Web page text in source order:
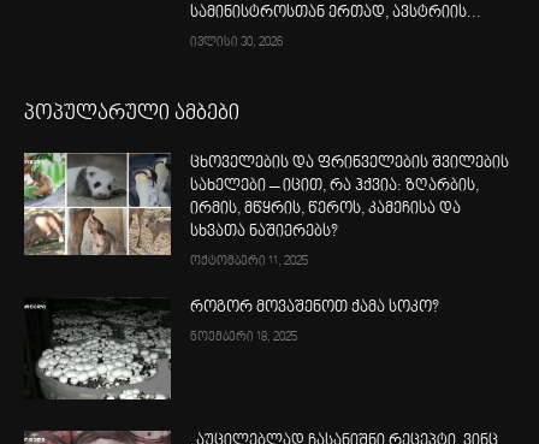
სამინისტროსთან ერთად, ავსტრიის...
ივლისი 30, 2026
პოპულარული ამბები
ცხოველების და ფრინველების შვილების
სახელები – იცით, რა ჰქვია: ზღარბის,
ირმის, მწყრის, წეროს, კამეჩისა და
სხვათა ნაშიერებს?
ოქტომბერი 11, 2025
როგორ მოვაშენოთ ქამა სოკო?
ნოემბერი 18, 2025